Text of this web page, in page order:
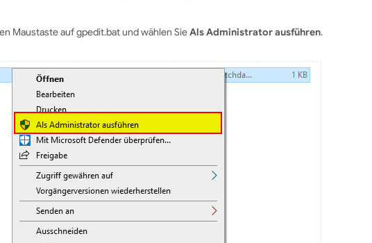
Maustaste auf gpedit.bat und wählen SieAls Administrator ausführen.